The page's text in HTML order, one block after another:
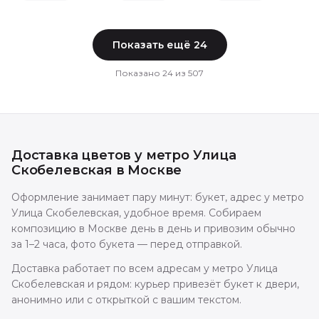
Показать ещё 24
Показано 24 из 507
Доставка цветову метро Улица
Скобелевская в Москве
Оформление занимает пару минут: букет, адрес у метро
Улица Скобелевская, удобное время. Собираем
композицию в Москве день в день и привозим обычно
за 1–2 часа, фото букета — перед отправкой.
Доставка работает по всем адресам у метро Улица
Скобелевская и рядом: курьер привезёт букет к двери,
анонимно или с открыткой с вашим текстом.